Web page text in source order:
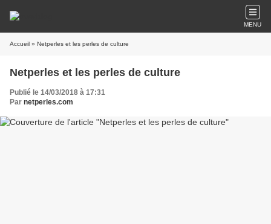
MENU
Accueil » Netperles et les perles de culture
Netperles et les perles de culture
Publié le 14/03/2018 à 17:31
Par netperles.com